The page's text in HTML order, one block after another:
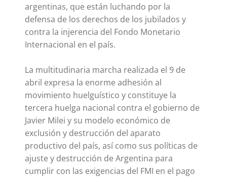
argentinas, que están luchando por la
defensa de los derechos de los jubilados y
contra la injerencia del Fondo Monetario
Internacional en el país.
La multitudinaria marcha realizada el 9 de
abril expresa la enorme adhesión al
movimiento huelguístico y constituye la
tercera huelga nacional contra el gobierno de
Javier Milei y su modelo económico de
exclusión y destrucción del aparato
productivo del país, así como sus políticas de
ajuste y destrucción de Argentina para
cumplir con las exigencias del FMI en el pago